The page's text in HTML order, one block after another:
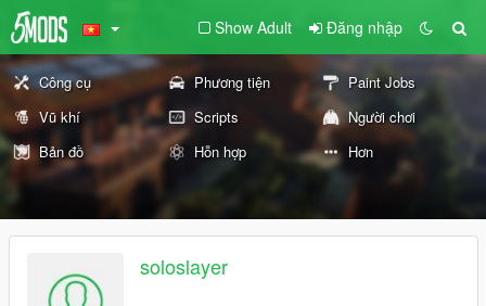
Show Adult Đăng nhập
Công cụ Phương tiện
Paint Jobs
Vũ khí
Scripts
Người chơi
Bản đồ
Hỗn hợp Hơn
soloslayer